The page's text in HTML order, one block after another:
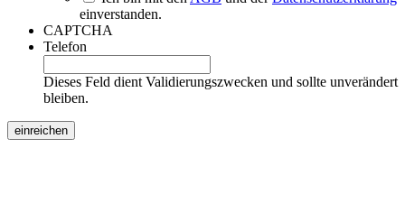
einverstanden.
CAPTCHA
Telefon
Dieses Feld dient Validierungszwecken und sollte unverändert
bleiben.